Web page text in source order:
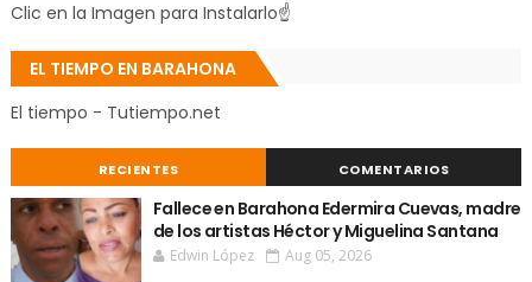
Clic en la Imagen para Instalarlo☝
EL TIEMPO EN BARAHONA
El tiempo - Tutiempo.net
RECIENTES COMENTARIOS
Fallece en Barahona Edermira Cuevas, madre
de los artistas Héctor y Miguelina Santana
Edwin López Aug 05, 2026